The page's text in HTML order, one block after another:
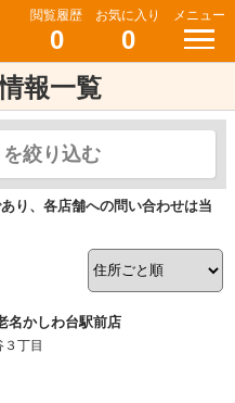
閲覧履歴
0
お気に入り
0
メニュー
報一覧
絞り込む
り、各店舗への問い合わせは当
名かしわ台駅前店
丁目